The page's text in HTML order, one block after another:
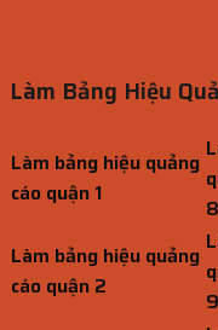
Làm Bảng Hiệu
Làm bảng hiệu quảng
cáo quận 1
8
Làm bảng hiệu quảng
cáo quận 2
9